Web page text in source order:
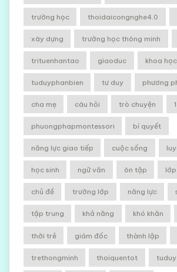
trường học thoidaicongnghe4.0
xây dựng trường học thông minh
trituenhantao giaoduc khoa học
tuduyphanbien tư duy phương
cha mẹ câu hỏi trò chuyện
phuongphapmontessori bí quyết
năng lực giao tiếp cuộc sống
học sinh ngữ văn ôn tập lớp
chủ đề trường lớp năng lực
tập trung khả năng khó khăn
thời trẻ giám đốc thành lập
trethongminh thoiquentot